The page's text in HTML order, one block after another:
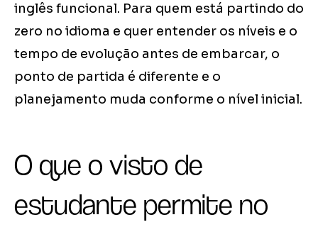
inglês funcional. Para quem está partindo do
zero no idioma e quer entender os níveis e o
tempo de evolução antes de embarcar, o
ponto de partida é diferente e o
planejamento muda conforme o nível inicial.
O que o visto de
estudante permite no